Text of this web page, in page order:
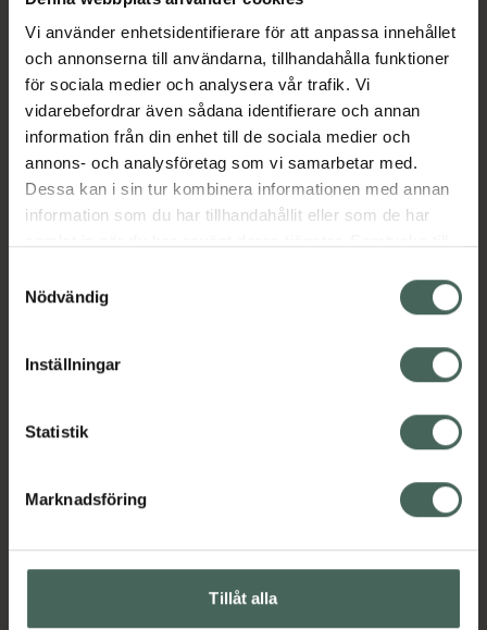
Vi använder enhetsidentifierare för att anpassa innehållet
och annonserna till användarna, tillhandahålla funktioner
för sociala medier och analysera vår trafik. Vi
vidarebefordrar även sådana identifierare och annan
information från din enhet till de sociala medier och
annons- och analysföretag som vi samarbetar med.
Dessa kan i sin tur kombinera informationen med annan
information som du har tillhandahållit eller som de har
återkalla ditt samtycke via webbplatsens
cookieinställningar. Ett återkallat samtycke påverkar inte
lagligheten av behandling som skett innan återkallelsen.
Nödvändig
Inställningar
Statistik
Marknadsföring
Tillåt alla
vattenbaserad, hormonfri gel, som med hjälp
av glycerin lugnar och fuktar intimområdet,
medan den naturliga ingrediensen tea tree
oil, minimerar orenheter och eventuell
obehaglig lukt. Båda produkterna är förstås
anpassade för användning i intimområdet
samt dermatologiskt och kliniskt testade.
Kategorier:
Innehåll Visa
Instruktioner Visa
Upptäck flera produkter inom